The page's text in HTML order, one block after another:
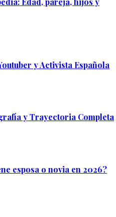
y Activista Española
y Trayectoria Completa
esposa o novia en 2026?